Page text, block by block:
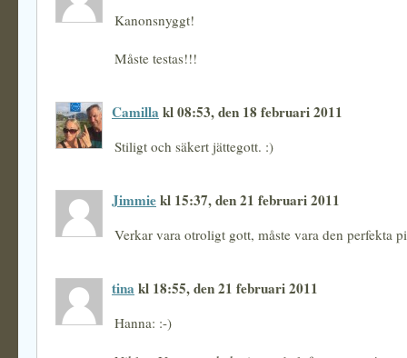
Kanonsnyggt!
Måste testas!!!
Camilla kl 08:53, den 18 februari 2011
Stiligt och säkert jättegott. :)
Jimmiekl 15:37, den 21 februari 2011
Verkar vara otroligt gott, måste vara den perfekta
tina kl 18:55, den 21 februari 2011
Hanna: :-)